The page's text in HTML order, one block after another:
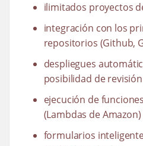
ilimitados proyectos
integración con los
repositorios (Github,
despliegues
posibilidad de
ejecución de
(Lambdas de
formularios